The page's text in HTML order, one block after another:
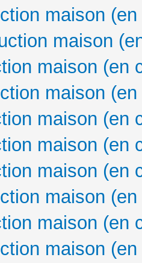
maison
maison
maison (en
maison
maison (en
maison (en
maison (en
maison
maison (en
maison